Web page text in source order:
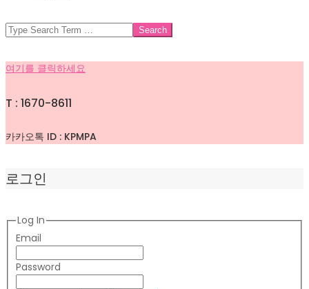
SEARCH
여기를 클릭하세요
T : 1670-8611
카카오톡 ID : KPMPA
로그인
Log In
Email
Password